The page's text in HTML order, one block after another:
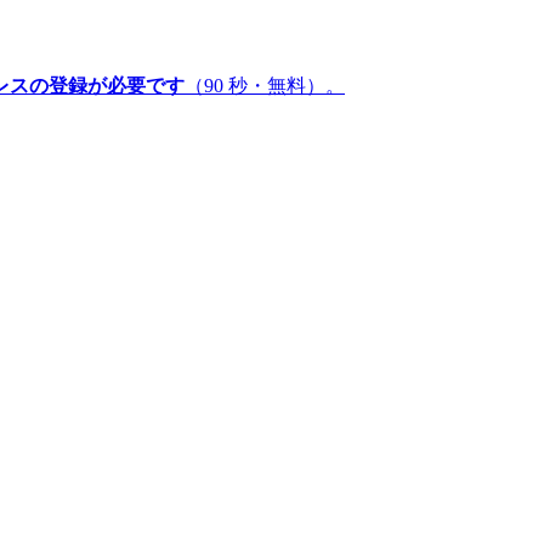
スの登録が必要です （90 秒・無料）。